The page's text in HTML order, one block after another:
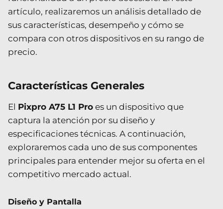
artículo, realizaremos un análisis detallado de
sus características, desempeño y cómo se
compara con otros dispositivos en su rango de
precio.
Características Generales
El Pixpro A75 L1 Pro es un dispositivo que
captura la atención por su diseño y
especificaciones técnicas. A continuación,
exploraremos cada uno de sus componentes
principales para entender mejor su oferta en el
competitivo mercado actual.
Diseño y Pantalla